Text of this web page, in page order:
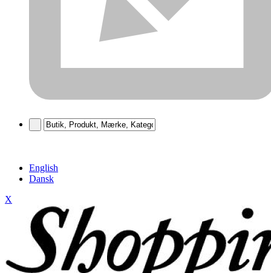
English
Dansk
X